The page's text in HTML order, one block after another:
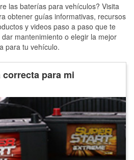
las baterías para vehículos? Visita
obtener guías informativas, recursos
y videos paso a paso que te
mantenimiento o elegir la mejor
para tu vehículo.
correcta para mi